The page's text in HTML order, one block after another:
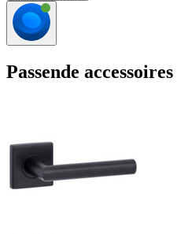
Passende accessoires